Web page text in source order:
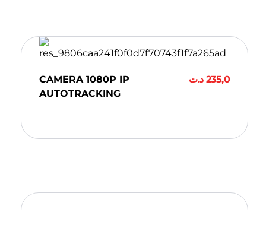
CAMERA 1080P IP
AUTOTRACKING
235,0 د.ت